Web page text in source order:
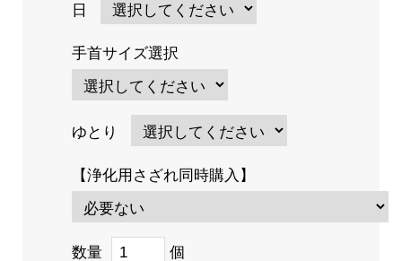
日
手首サイズ選択
ゆとり
【浄化用さざれ同時購入】
数量 個